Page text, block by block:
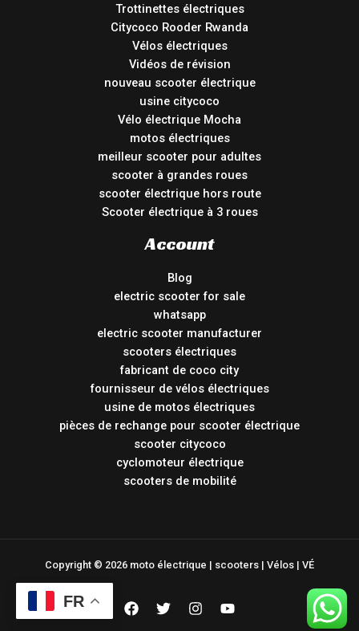
Trottinettes électriques
Citycoco Rooder Rwanda
Vélos électriques
Vidéos de révision
nouveau scooter électrique
usine citycoco
Vélo électrique Mocha
motos électriques
meilleur scooter pour adultes
scooter à grandes roues
scooter électrique hors route
Scooter électrique à 3 roues
Account
Blog
electric scooter for sale
whatsapp
electric scooter manufacturer
scooters électriques
fabricant de coco city
fournisseur de vélos électriques
usine de motos électriques
pièces de rechange pour scooter électrique
scooter citycoco
cyclomoteur électrique
scooters de mobilité
Copyright © 2026 moto électrique | scooters | Vélos | VÉ
FR